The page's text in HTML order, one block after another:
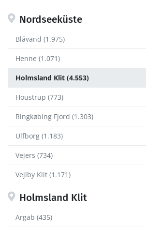
Nordseeküste
Blåvand (1.975)
Henne (1.071)
Holmsland Klit (4.553)
Houstrup (773)
Ringkøbing Fjord (1.303)
Ulfborg (1.183)
Vejers (734)
Vejlby Klit (1.171)
Holmsland Klit
Argab (435)